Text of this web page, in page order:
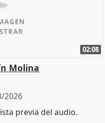
02:08
Molina
2026